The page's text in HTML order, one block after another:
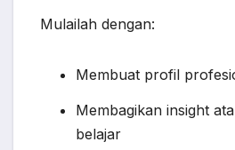
Mulailah dengan:
Membuat profil
Membagikan insight
belajar